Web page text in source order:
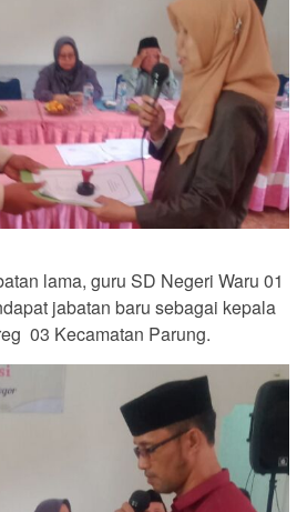
lama, guru SD Negeri Waru 01
jabatan baru sebagai kepala
03 Kecamatan Parung.